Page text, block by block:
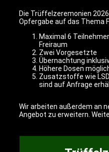
Die Trüffelzeremonien
Opfergabe auf das Thema
Maximal 6
Freiraum
Zwei Vorgesetzte
Übernachtung
Höhere Dosen
Zusatzstoffe wie
sind auf Anfrage
Wir arbeiten außerdem an
Angebot zu erweitern.